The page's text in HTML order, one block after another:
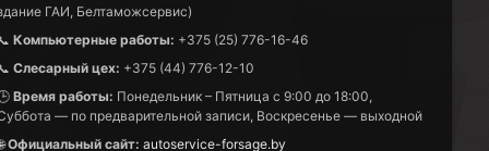
Мы
выше
5X30A
D40 /
(за
При
ГАИ, Белтаможсервис)
Компьютерные работы: +375 (25) 776-16-46
Слесарный цех: +375 (44) 776-12-10
Время работы: Понедельник – Пятница с 9:00 до 18:00,
— по предварительной записи, Воскресенье — выходной
Официальный сайт: autoservice-forsage.by